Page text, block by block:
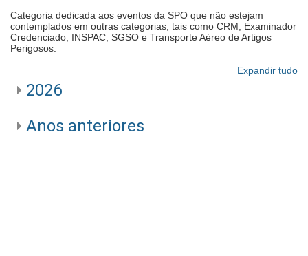
Categoria dedicada aos eventos da SPO que não estejam
contemplados em outras categorias, tais como CRM, Examinador
Credenciado, INSPAC, SGSO e Transporte Aéreo de Artigos
Perigosos.
Expandir tudo
2026
Anos anteriores